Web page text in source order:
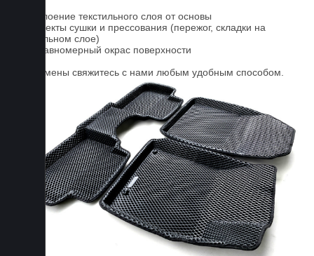
1. Отслоение текстильного слоя от основы
2. Дефекты сушки и прессования (пережог, складки на
текстильном слое)
3. Неравномерный окрас поверхности
Для замены свяжитесь с нами любым удобным способом.